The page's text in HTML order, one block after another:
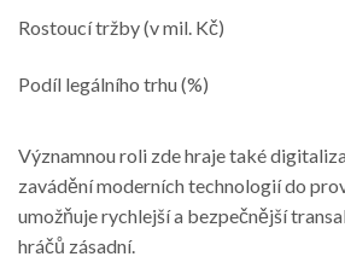
Rostoucí tržby (v mil. Kč)
Podíl legálního trhu (%)
Významnou roli zde hraje také
zavádění moderních technologií do
umožňuje rychlejší a bezpečnější
hráčů zásadní.